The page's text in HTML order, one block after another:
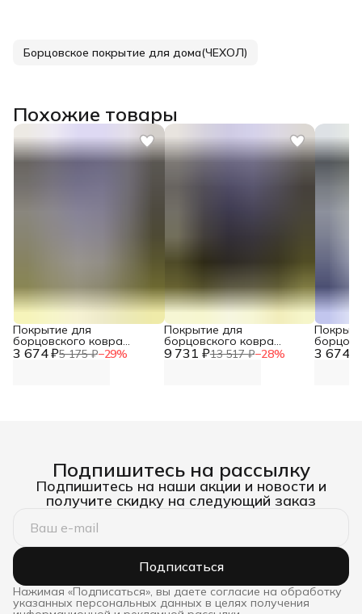
Борцовское покрытие для дома(ЧЕХОЛ)
Похожие товары
3 674 ₽5 175 ₽−29%
Покрытие для
борцовского ковра
(ЧЕХОЛ) 2х2м серый DNN 9 731 ₽13 517 ₽−28%
Покрытие для
борцовского ковра
(ЧЕХОЛ) 4х4м черный 3 674 ₽
(ЧЕХОЛ)
Подпишитесь на рассылку
Подпишитесь на наши акции и новости и
получите скидку на следующий заказ
Подписаться
Нажимая «Подписаться», вы даете согласие на обработку
указанных персональных данных в целях получения